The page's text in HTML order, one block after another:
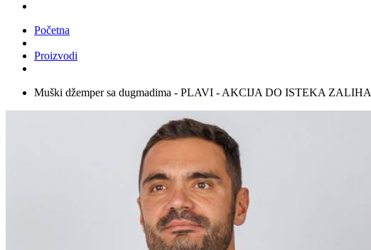
Početna
Proizvodi
Muški džemper sa dugmadima - PLAVI - AKCIJA DO ISTEKA ZALIHA